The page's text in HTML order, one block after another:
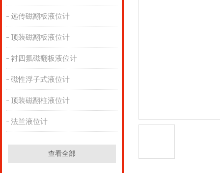
远传磁翻板液位计
顶装磁翻板液位计
衬四氟磁翻板液位计
磁性浮子式液位计
顶装磁翻柱液位计
法兰液位计
查看全部